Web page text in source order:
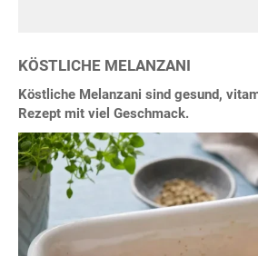
KÖSTLICHE MELANZANI
Köstliche Melanzani sind gesund,
Rezept mit viel Geschmack.